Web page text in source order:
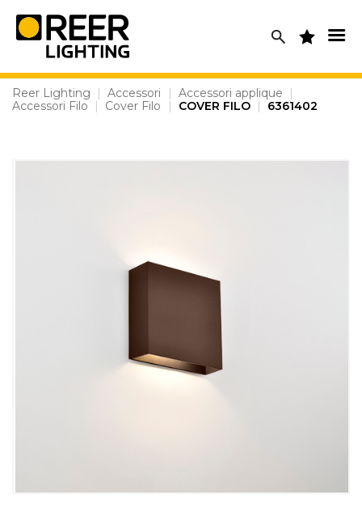
content
Reer Lighting | Accessori | Accessori applique
|
Accessori Filo
| Cover Filo | COVER FILO | 6361402